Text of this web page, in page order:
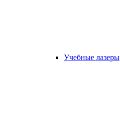
Учебные лазеры